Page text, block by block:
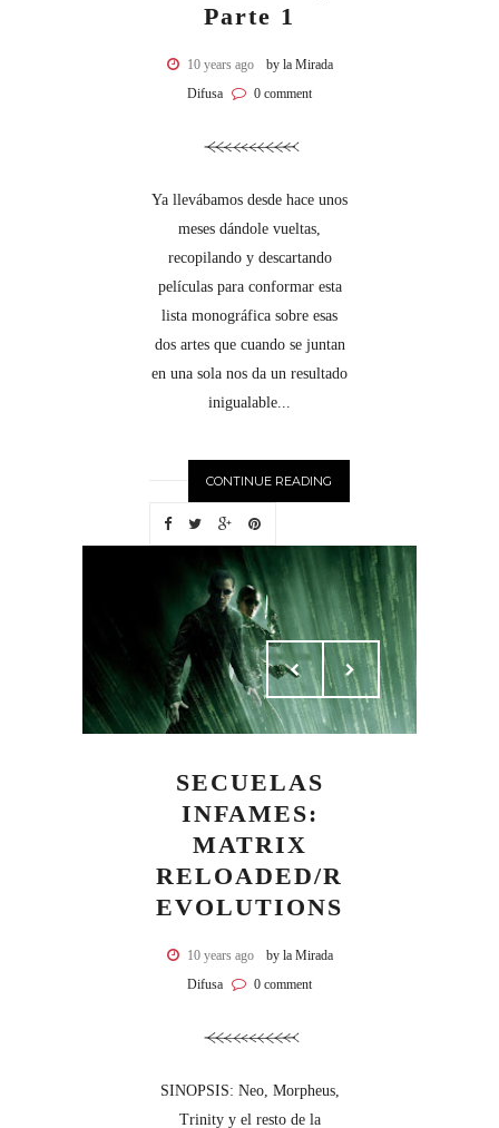
Parte 1
10 years ago
by la Mirada
Difusa
0 comment
Ya llevábamos desde hace unos
meses dándole vueltas,
recopilando y descartando
películas para conformar esta
lista monográfica sobre esas
dos artes que cuando se juntan
en una sola nos da un resultado
inigualable...
CONTINUE READING
SECUELAS
INFAMES:
MATRIX
RELOADED/R
EVOLUTIONS
10 years ago
by la Mirada
Difusa
0 comment
SINOPSIS: Neo, Morpheus,
Trinity y el resto de la